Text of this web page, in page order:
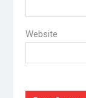
Website